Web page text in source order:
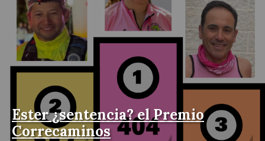
Ester ¿sentencia? el Premio
Correcaminos